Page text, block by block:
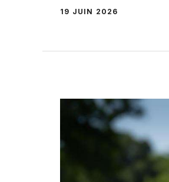
19 JUIN 2026